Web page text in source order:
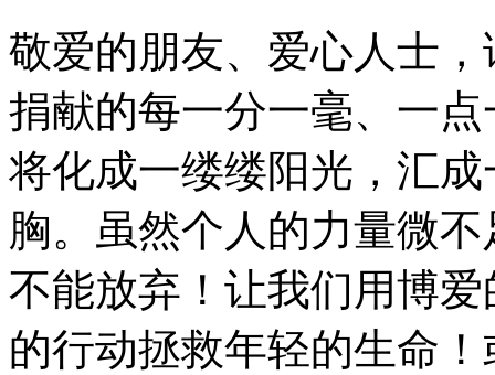
敬爱的朋友、爱心人士
捐献的每一分一毫、一
将化成一缕缕阳光，汇
胸。虽然个人的力量微
不能放弃！让我们用博
的行动拯救年轻的生命